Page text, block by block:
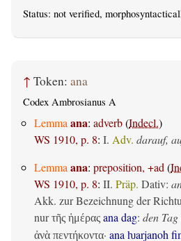
Status: not verified,
↑ Token: ana
Codex Ambrosianus A
Lemma ana: adverb(Indecl.)
WS 1910, p. 8: I. Adv. darauf,
Lemma ana: preposition, +ad (
WS 1910, p. 8: II. Präp. Dativ:
Akk. zur Bezeichnung der
nurτῆς ἡμέρας ana dag: den
ἀνὰ πεντήκοντα· ana ƕarjanoh